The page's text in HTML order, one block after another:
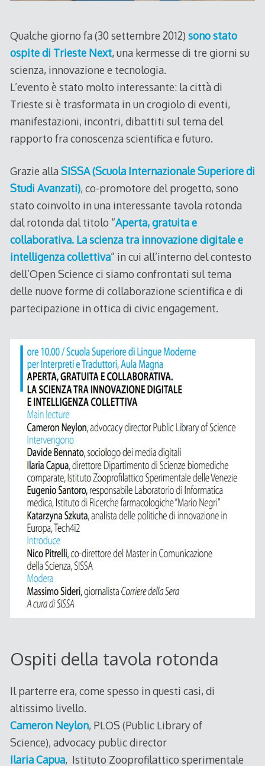
Qualche giorno fa (30 settembre 2012) sono stato
ospite di Trieste Next, una kermesse di tre giorni su
scienza, innovazione e tecnologia.
L’evento è stato molto interessante: la città di
Trieste si è trasformata in un crogiolo di eventi,
manifestazioni, incontri, dibattiti sul tema del
rapporto fra conoscenza scientifica e futuro.
Grazie allaSISSA (Scuola Internazionale Superiore di
Studi Avanzati), co-promotore del progetto, sono
stato coinvolto in una interessante tavola rotonda
dal rotonda dal titolo “Aperta, gratuita e
collaborativa. La scienza tra innovazione digitale e
intelligenza collettiva” in cui all’interno del contesto
dell’Open Science ci siamo confrontati sul tema
delle nuove forme di collaborazione scientifica e di
partecipazione in ottica di civic engagement.
Ospiti della tavola rotonda
Il parterre era, come spesso in questi casi, di
altissimo livello.
Cameron Neylon, PLOS (Public Library of
Science), advocacy public director
Ilaria Capua, Istituto Zooprofilattico sperimentale